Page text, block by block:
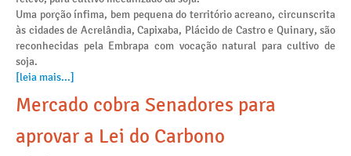
Uma porção ínfima, bem pequena do território acreano, circunscrita
às cidades de Acrelândia, Capixaba, Plácido de Castro e Quinary, são
reconhecidas pela Embrapa com vocação natural para cultivo de
soja.
[leia mais...]
Mercado cobra Senadores para
aprovar a Lei do Carbono